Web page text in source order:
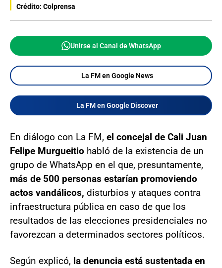
Crédito: Colprensa
Unirse al Canal de WhatsApp
La FM en Google News
La FM en Google Discover
En diálogo con La FM, el concejal de Cali Juan
Felipe Murgueitio habló de la existencia de un
grupo de WhatsApp en el que, presuntamente,
más de 500 personas estarían promoviendo
actos vandálicos, disturbios y ataques contra
infraestructura pública en caso de que los
resultados de las elecciones presidenciales no
favorezcan a determinados sectores políticos.
Según explicó, la denuncia está sustentada en